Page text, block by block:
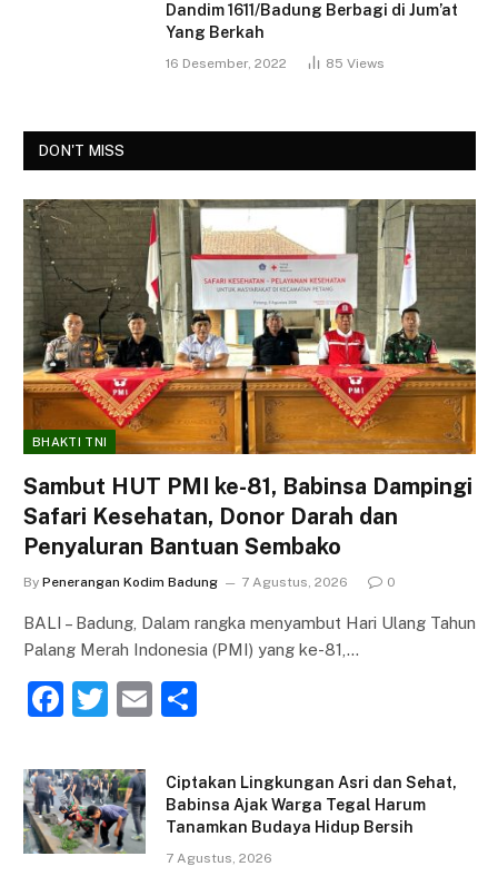
Dandim 1611/Badung Berbagi di Jum’at
Yang Berkah
16 Desember, 2022 85 Views
DON'T MISS
BHAKTI TNI
Sambut HUT PMI ke-81, Babinsa Dampingi
Safari Kesehatan, Donor Darah dan
Penyaluran Bantuan Sembako
By Penerangan Kodim Badung 7 Agustus, 2026 0
BALI – Badung, Dalam rangka menyambut Hari Ulang Tahun
Palang Merah Indonesia (PMI) yang ke-81,…
F
c
e
b
T
itt
er
E
ai ar
e
Ciptakan Lingkungan Asri dan Sehat,
Babinsa Ajak Warga Tegal Harum
Tanamkan Budaya Hidup Bersih
7 Agustus, 2026